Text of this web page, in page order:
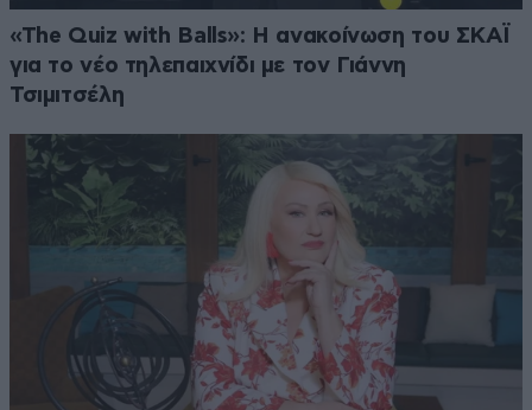
«The Quiz with Balls»: Η ανακοίνωση του ΣΚΑΪ
για το νέο τηλεπαιχνίδι με τον Γιάννη
Τσιμιτσέλη